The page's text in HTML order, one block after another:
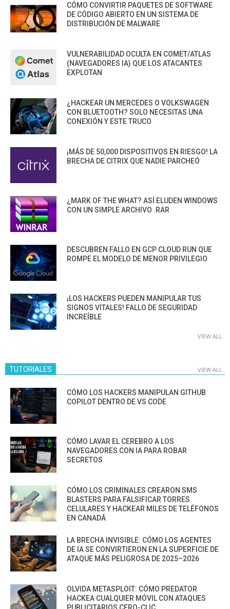
CÓMO CONVIRTIR PAQUETES DE SOFTWARE
DE CÓDIGO ABIERTO EN UN SISTEMA DE
DISTRIBUCIÓN DE MALWARE
VULNERABILIDAD OCULTA EN COMET/ATLAS
(NAVEGADORES IA) QUE LOS ATACANTES
EXPLOTAN
¿HACKEAR UN MERCEDES O VOLKSWAGEN
CON BLUETOOTH? SOLO NECESITAS UNA
CONEXIÓN Y ESTE TRUCO
¡MÁS DE 50,000 DISPOSITIVOS EN RIESGO! LA
BRECHA DE CITRIX QUE NADIE PARCHEÓ
¿MARK OF THE WHAT? ASÍ ELUDEN WINDOWS
CON UN SIMPLE ARCHIVO .RAR
DESCUBREN FALLO EN GCP CLOUD RUN QUE
ROMPE EL MODELO DE MENOR PRIVILEGIO
¡LOS HACKERS PUEDEN MANIPULAR TUS
SIGNOS VITALES! FALLO DE SEGURIDAD
INCREÍBLE
VIEW ALL
TUTORIALES VIEW ALL
CÓMO LOS HACKERS MANIPULAN GITHUB
COPILOT DENTRO DE VS CODE
CÓMO LAVAR EL CEREBRO A LOS
NAVEGADORES CON IA PARA ROBAR
SECRETOS
CÓMO LOS CRIMINALES CREARON SMS
BLASTERS PARA FALSIFICAR TORRES
CELULARES Y HACKEAR MILES DE TELÉFONOS
EN CANADÁ
LA BRECHA INVISIBLE: CÓMO LOS AGENTES
DE IA SE CONVIRTIERON EN LA SUPERFICIE DE
ATAQUE MÁS PELIGROSA DE 2025–2026
OLVIDA METASPLOIT: CÓMO PREDATOR
HACKEA CUALQUIER MÓVIL CON ATAQUES
PUBLICITARIOS CERO-CLIC